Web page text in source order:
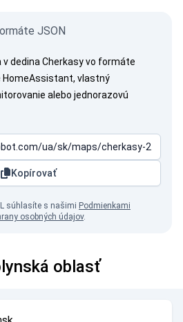
JSON
v dedina Cherkasy vo formáte
HomeAssistant, vlastný
alebo jednorazovú
Kopírovať
súhlasíte s našimi Podmienkami
osobných údajov.
oblasť